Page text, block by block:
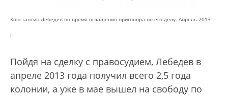
Константин Лебедев во время оглашения приговора по его делу. Апрель 2013
г.
Пойдя на сделку с правосудием, Лебедев в
апреле 2013 года получил всего 2,5 года
колонии, а уже в мае вышел на свободу по